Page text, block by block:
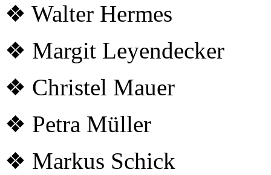
❖ Walter Hermes
❖ Margit Leyendecker
❖ Christel Mauer
❖ Petra Müller
❖ Markus Schick